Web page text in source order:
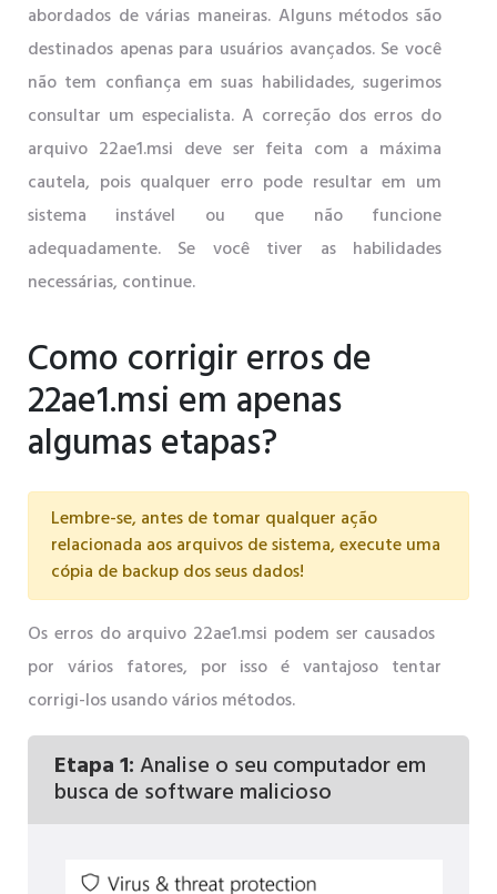
abordados de várias maneiras. Alguns métodos são
destinados apenas para usuários avançados. Se você
não tem confiança em suas habilidades, sugerimos
consultar um especialista. A correção dos erros do
arquivo 22ae1.msi deve ser feita com a máxima
cautela, pois qualquer erro pode resultar em um
sistema instável ou que não funcione
adequadamente. Se você tiver as habilidades
necessárias, continue.
Como corrigir erros de
22ae1.msi em apenas
algumas etapas?
Lembre-se, antes de tomar qualquer ação
relacionada aos arquivos de sistema, execute uma
cópia de backup dos seus dados!
Os erros do arquivo 22ae1.msi podem ser causados ​​
por vários fatores, por isso é vantajoso tentar
corrigi-los usando vários métodos.
Etapa 1:Analise o seu computador em
busca de software malicioso